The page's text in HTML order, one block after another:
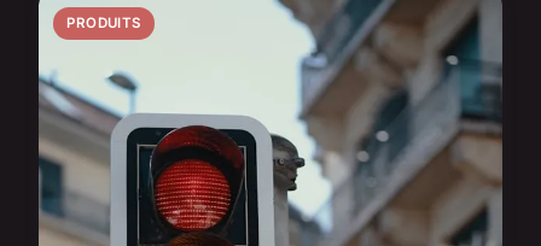
PRODUITS